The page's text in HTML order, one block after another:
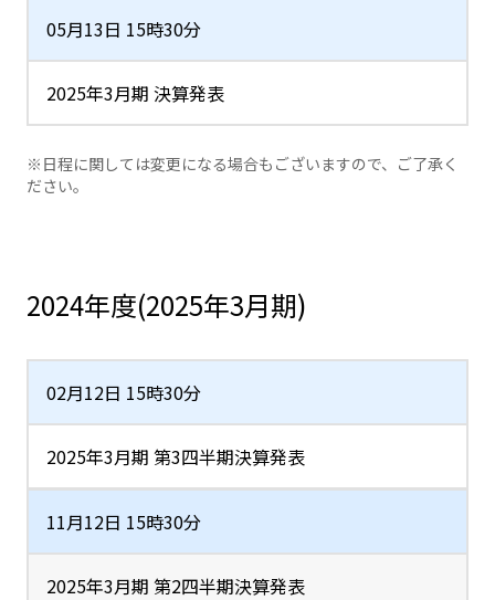
05月13日 15時30分
2025年3月期 決算発表
※日程に関しては変更になる場合もございますので、ご了承く
ださい。
2024年度(2025年3月期)
02月12日 15時30分
2025年3月期 第3四半期決算発表
11月12日 15時30分
2025年3月期 第2四半期決算発表